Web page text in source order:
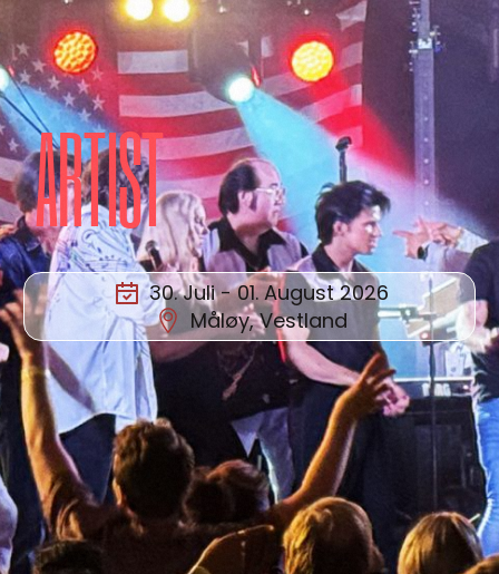
ARTIST
30. Juli - 01. August 2026
Måløy, Vestland